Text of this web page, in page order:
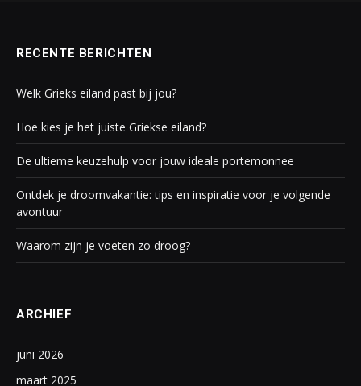
RECENTE BERICHTEN
Welk Grieks eiland past bij jou?
Hoe kies je het juiste Griekse eiland?
De ultieme keuzehulp voor jouw ideale portemonnee
Ontdek je droomvakantie: tips en inspiratie voor je volgende
avontuur
Waarom zijn je voeten zo droog?
ARCHIEF
juni 2026
maart 2025